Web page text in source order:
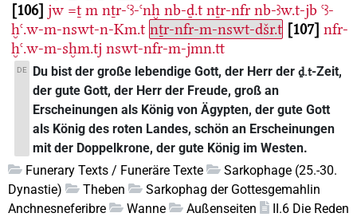
106 jw =ṯ m nṯr-ꜥꜣ-ꜥnḫ nb-ḏ.t nṯr-nfr nb-ꜣw.t-jb ꜥꜣ-
ḫꜥ.w-m-nswt-n-Km.t nṯr-nfr-m-nswt-dšr.t 107 nfr-
ḫꜥ.w-m-sḫm.tj nswt-nfr-m-jmn.tt
DE Du bist der große lebendige Gott, der Herr derḏ.t-Zeit,
der gute Gott, der Herr der Freude, groß an
Erscheinungen als König von Ägypten, der gute Gott
als König des roten Landes, schön an Erscheinungen
mit der Doppelkrone, der gute König im Westen.
Funerary Texts / Funeräre Texte
Sarkophage (25.-30.
Dynastie)
Theben
Sarkophag der Gottesgemahlin
Anchnesneferibre
Wanne Außenseiten
II.6 Die Reden